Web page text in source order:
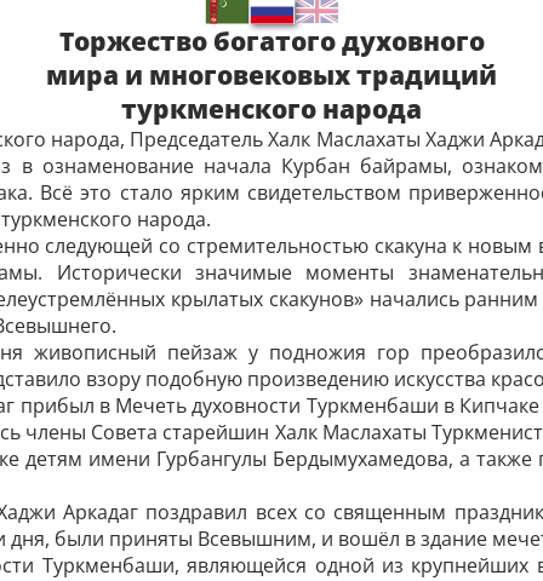
Торжество богатого духовного
мира и многовековых традиций
туркменского народа
народа, Председатель Халк Маслахаты ­Хаджи
в ознаменование начала Курбан байрамы,
Всё это стало ярким свидетельством
народа.
следующей со стремительностью скакуна к
Исторически значимые моменты
крылатых скакунов» начались
живописный пейзаж у подножия гор
взору подобную произведению искусства
прибыл в Мечеть духовности Турк­менбаши в
члены Совета старейшин Халк Маслахаты
имени Гурбангулы Бердымухамедова, а также
Аркадаг поздравил всех со священным
дня, были приняты Всевышним, и вошёл в здание
Туркменбаши, являющейся одной из